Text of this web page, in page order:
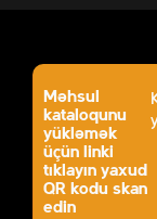
Məhsul
kataloqunu
yükləmək
üçün linki
tıklayın yaxud
QR kodu skan
edin